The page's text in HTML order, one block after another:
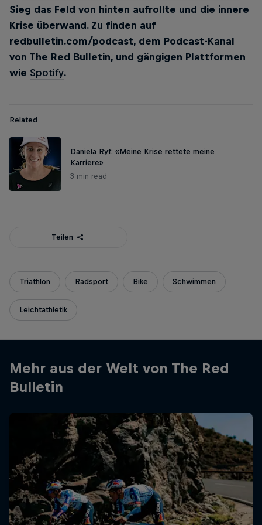
Sieg das Feld von hinten aufrollte und die innere
Krise überwand. Zu finden auf
redbulletin.com/podcast, dem Podcast-Kanal
von The Red Bulletin, und gängigen Plattformen
wie Spotify.
Related
Daniela Ryf: «Meine Krise rettete meine
Karriere»
3 min read
Teilen
Triathlon Radsport Bike Schwimmen
Leichtathletik
Mehr aus der Welt von The Red
Bulletin